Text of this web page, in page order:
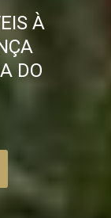
À
DO